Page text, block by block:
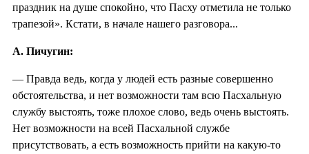
праздник на душе спокойно, что Пасху отметила не только
трапезой». Кстати, в начале нашего разговора...
А. Пичугин:
— Правда ведь, когда у людей есть разные совершенно
обстоятельства, и нет возможности там всю Пасхальную
службу выстоять, тоже плохое слово, ведь очень выстоять.
Нет возможности на всей Пасхальной службе
присутствовать, а есть возможность прийти на какую-то